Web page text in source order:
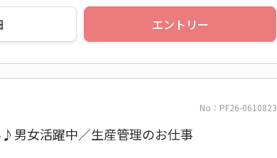
エントリー
No：PF26-0610823
男女活躍中／生産管理のお仕事